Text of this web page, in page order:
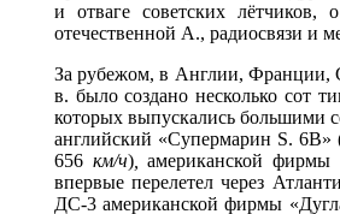
и отваге советских
отечественной А., радиосвязи и
За рубежом, в Англии, Франции,
в. было создано несколько сот
которых выпускались большими
английский «Супермарин S. 6В»
656 км/ч),
американской
впервые перелетел через
ДС-3 американской фирмы